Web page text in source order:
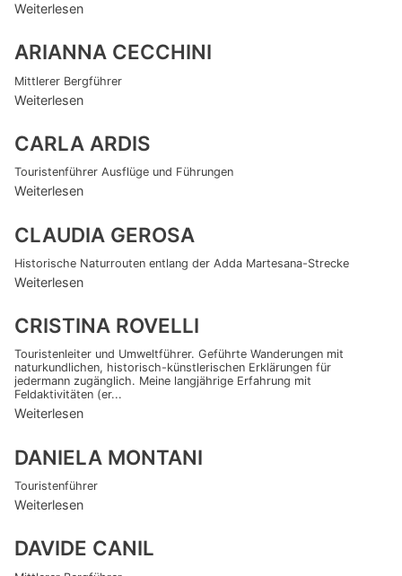
Weiterlesen
ARIANNA CECCHINI
Mittlerer Bergführer
Weiterlesen
CARLA ARDIS
Touristenführer Ausflüge und Führungen
Weiterlesen
CLAUDIA GEROSA
Historische Naturrouten entlang der Adda Martesana-Strecke
Weiterlesen
CRISTINA ROVELLI
Touristenleiter und Umweltführer. Geführte Wanderungen mit
naturkundlichen, historisch-künstlerischen Erklärungen für
jedermann zugänglich. Meine langjährige Erfahrung mit
Feldaktivitäten (er...
Weiterlesen
DANIELA MONTANI
Touristenführer
Weiterlesen
DAVIDE CANIL